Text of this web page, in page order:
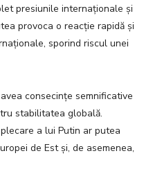
presiunile internaționale și
provoca o reacție rapidă și
sporind riscul unei
consecințe semnificative
stabilitatea globală.
a lui Putin ar putea
de Est și, de asemenea,